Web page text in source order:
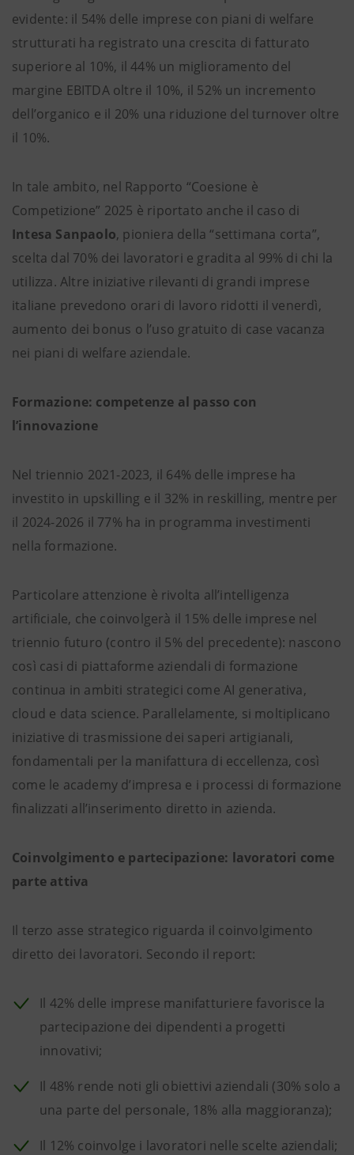
evidente: il 54% delle imprese con piani di welfare
strutturati ha registrato una crescita di fatturato
superiore al 10%, il 44% un miglioramento del
margine EBITDA oltre il 10%, il 52% un incremento
dell’organico e il 20% una riduzione del turnover oltre
il 10%.
In tale ambito, nel Rapporto “Coesione è
Competizione” 2025 è riportato anche il caso di
Intesa Sanpaolo, pioniera della “settimana corta”,
scelta dal 70% dei lavoratori e gradita al 99% di chi la
utilizza. Altre iniziative rilevanti di grandi imprese
italiane prevedono orari di lavoro ridotti il venerdì,
aumento dei bonus o l’uso gratuito di case vacanza
nei piani di welfare aziendale.
Formazione: competenze al passo con
l’innovazione
Nel triennio 2021-2023, il 64% delle imprese ha
investito in upskilling e il 32% in reskilling, mentre per
il 2024-2026 il 77% ha in programma investimenti
nella formazione.
Particolare attenzione è rivolta all’intelligenza
artificiale, che coinvolgerà il 15% delle imprese nel
triennio futuro (contro il 5% del precedente): nascono
così casi di piattaforme aziendali di formazione
continua in ambiti strategici come AI generativa,
cloud e data science. Parallelamente, si moltiplicano
iniziative di trasmissione dei saperi artigianali,
fondamentali per la manifattura di eccellenza, così
come le academy d’impresa e i processi di formazione
finalizzati all’inserimento diretto in azienda.
Coinvolgimento e partecipazione: lavoratori come
parte attiva
Il terzo asse strategico riguarda il coinvolgimento
diretto dei lavoratori. Secondo il report:
Il 42% delle imprese manifatturiere favorisce la
partecipazione dei dipendenti a progetti
innovativi;
Il 48% rende noti gli obiettivi aziendali (30% solo a
una parte del personale, 18% alla maggioranza);
Il 12% coinvolge i lavoratori nelle scelte aziendali;